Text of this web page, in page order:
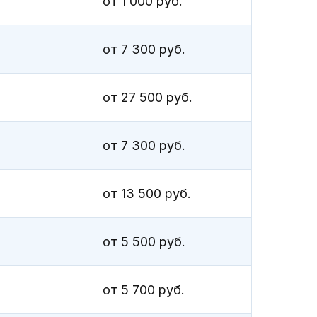
от 7 300 руб.
от 27 500 руб.
от 7 300 руб.
от 13 500 руб.
от 5 500 руб.
от 5 700 руб.
приглашает владельцев
Haval F7на
и комплексное
обслуживание,